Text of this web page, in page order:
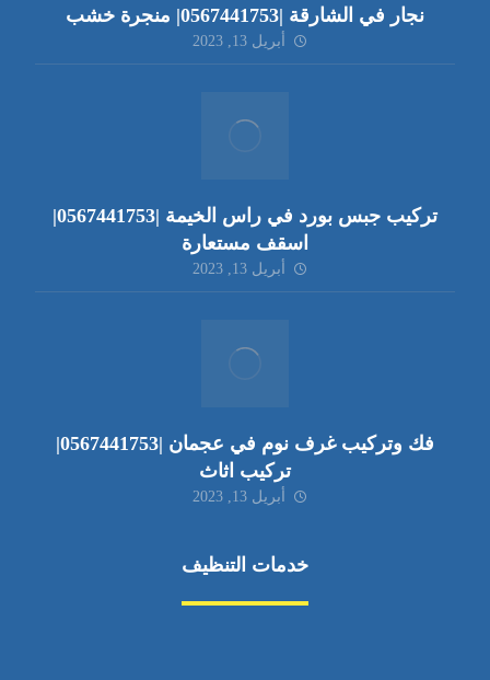
نجار في الشارقة |0567441753| منجرة خشب
أبريل 13, 2023
تركيب جبس بورد في راس الخيمة |0567441753|
اسقف مستعارة
أبريل 13, 2023
فك وتركيب غرف نوم في عجمان |0567441753|
تركيب اثاث
أبريل 13, 2023
خدمات التنظيف